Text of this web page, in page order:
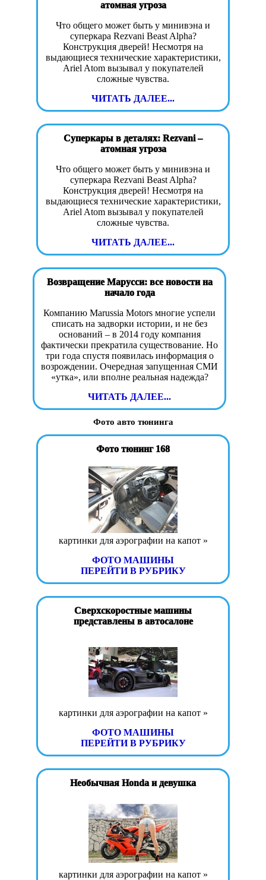
атомная угроза
Что общего может быть у минивэна и
суперкара Rezvani Beast Alpha?
Конструкция дверей! Несмотря на
выдающиеся технические характеристики,
Ariel Atom вызывал у покупателей
сложные чувства.
ЧИТАТЬ ДАЛЕЕ...
Суперкары в деталях: Rezvani –
атомная угроза
Что общего может быть у минивэна и
суперкара Rezvani Beast Alpha?
Конструкция дверей! Несмотря на
выдающиеся технические характеристики,
Ariel Atom вызывал у покупателей
сложные чувства.
ЧИТАТЬ ДАЛЕЕ...
Возвращение Марусси: все новости на
начало года
Компанию Marussia Motors многие успели
списать на задворки истории, и не без
оснований – в 2014 году компания
фактически прекратила существование. Но
три года спустя появилась информация о
возрождении. Очередная запущенная СМИ
«утка», или вполне реальная надежда?
ЧИТАТЬ ДАЛЕЕ...
Фото авто тюнинга
Фото тюнинг 168
картинки для аэрографии на капот »
ФОТО МАШИНЫ
ПЕРЕЙТИ В РУБРИКУ
Сверхскоростные машины
представлены в автосалоне
картинки для аэрографии на капот »
ФОТО МАШИНЫ
ПЕРЕЙТИ В РУБРИКУ
Необычная Honda и девушка
картинки для аэрографии на капот »